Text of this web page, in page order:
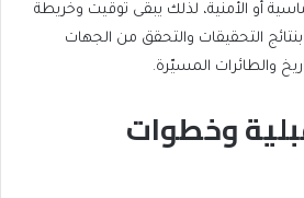
أو الأمنية، لذلك يبقى توقيت وخريطة
التحقيقات والتحقق من الجهات
والطائرات المسيّرة.
وخطوات